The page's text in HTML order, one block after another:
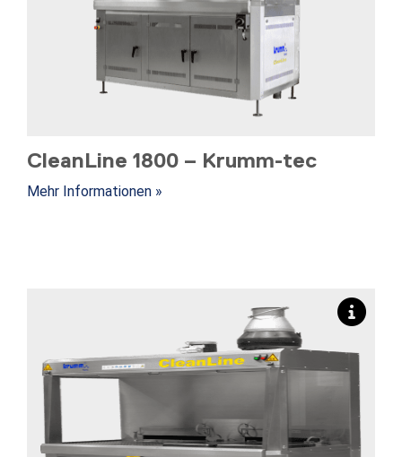
CleanLine 1800 – Krumm-tec
Mehr Informationen »